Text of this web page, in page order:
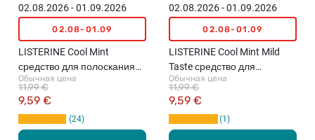
02.08.2026 - 01.09.2026
02.08-01.09
LISTERINE Cool Mint
средство для полоскания
рта, 1л
Обычная цена
9,59 €
11,99 €
24
02.08.2026 - 01.09.2026
02.08-01.09
LISTERINE Cool Mint Mild
Taste средство для
полоскания рта, 1л
Обычная цена
9,59 €
11,99 €
1